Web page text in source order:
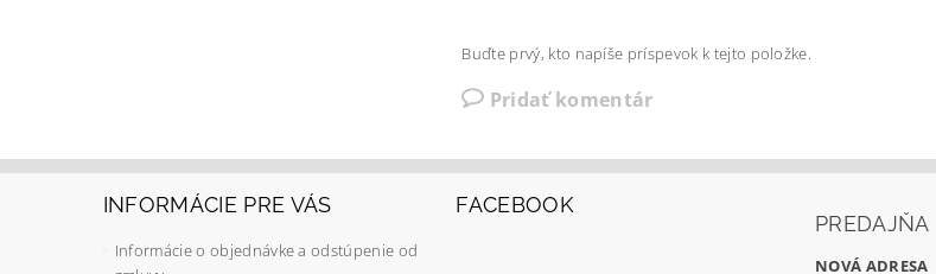
Buďte prvý, kto napíše príspevok k tejto položke.
Pridať komentár
INFORMÁCIE PRE VÁS
Informácie o objednávke a odstúpenie od
FACEBOOK
PREDAJŇA
NOVÁ ADRESA